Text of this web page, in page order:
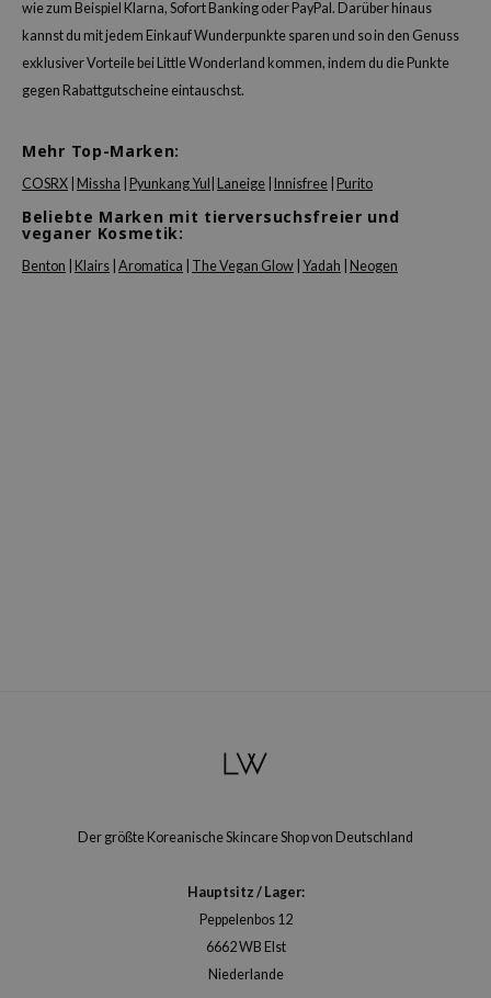
wie zum Beispiel Klarna, Sofort Banking oder PayPal. Darüber hinaus
kannst du mit jedem Einkauf Wunderpunkte sparen und so in den Genuss
exklusiver Vorteile bei Little Wonderland kommen, indem du die Punkte
gegen Rabattgutscheine eintauschst.
Mehr Top-Marken:
COSRX Missha Pyunkang Yul Laneige Innisfree Purito
Beliebte Marken mit tierversuchsfreier und
veganer Kosmetik:
Benton Klairs Aromatica The Vegan Glow Yadah Neogen
Der größte Koreanische Skincare Shop von Deutschland
Hauptsitz / Lager:
Peppelenbos 12
6662 WB Elst
Niederlande